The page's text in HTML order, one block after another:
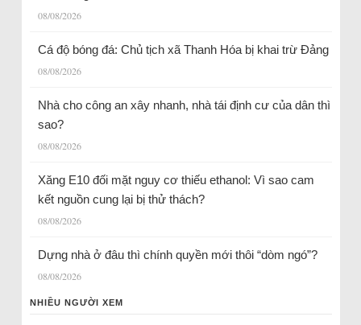
08/08/2026
Cá độ bóng đá: Chủ tịch xã Thanh Hóa bị khai trừ Đảng
08/08/2026
Nhà cho công an xây nhanh, nhà tái định cư của dân thì
sao?
08/08/2026
Xăng E10 đối mặt nguy cơ thiếu ethanol: Vì sao cam
kết nguồn cung lại bị thử thách?
08/08/2026
Dựng nhà ở đâu thì chính quyền mới thôi “dòm ngó”?
08/08/2026
NHIỀU NGƯỜI XEM